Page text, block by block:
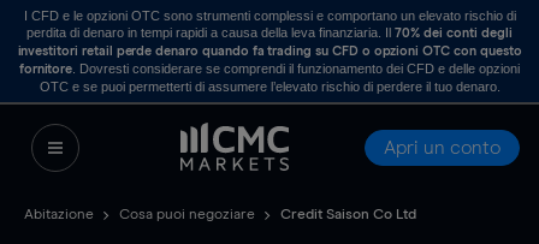
I CFD e le opzioni OTC sono strumenti complessi e comportano un elevato rischio di
perdita di denaro in tempi rapidi a causa della leva finanziaria. Il70% dei conti degli
investitori retail perde denaro quando fa trading su CFD o opzioni OTC con questo
fornitore . Dovresti considerare se comprendi il funzionamento dei CFD e delle opzioni
OTC e se puoi permetterti di assumere l’elevato rischio di perdere il tuo denaro.
Apri un conto
Abitazione Cosa puoi negoziare Credit Saison Co Ltd